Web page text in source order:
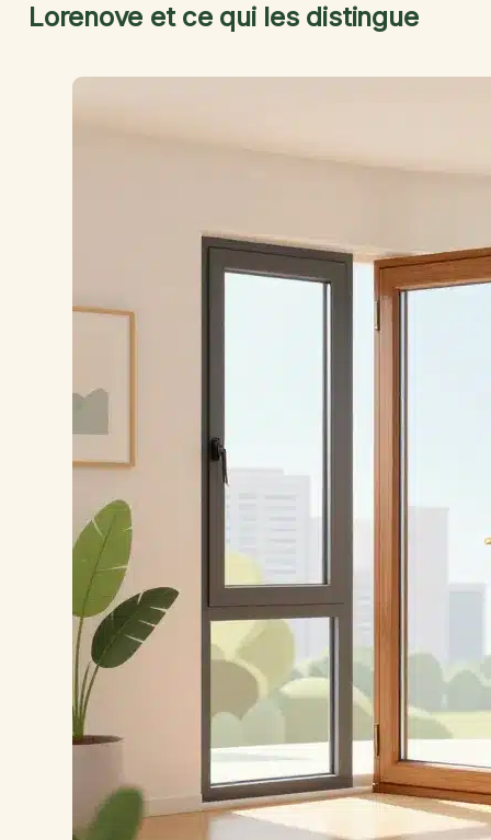
Lorenove et ce qui les distingue